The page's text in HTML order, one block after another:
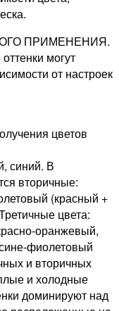
ПРИМЕНЕНИЯ.
могут
от настроек
цветов
синий. В
вторичные:
(красный +
цвета:
оранжевый,
фиолетовый
и вторичных
и холодные
доминируют над